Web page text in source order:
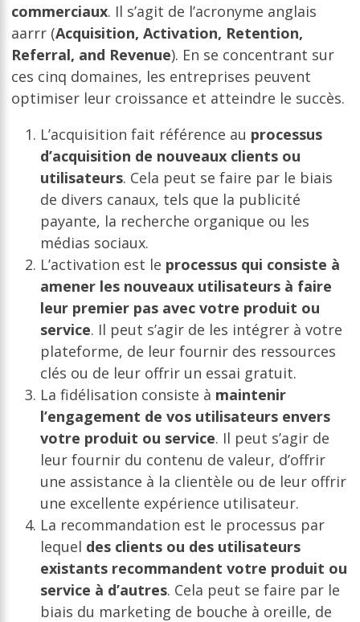
commerciaux. Il s’agit de l’acronyme anglais
aarrr (Acquisition, Activation, Retention,
Referral, and Revenue). En se concentrant sur
ces cinq domaines, les entreprises peuvent
optimiser leur croissance et atteindre le succès.
L’acquisition fait référence au processus
d’acquisition de nouveaux clients ou
utilisateurs. Cela peut se faire par le biais
de divers canaux, tels que la publicité
payante, la recherche organique ou les
médias sociaux.
L’activation est le processus qui consiste à
amener les nouveaux utilisateurs à faire
leur premier pas avec votre produit ou
service. Il peut s’agir de les intégrer à votre
plateforme, de leur fournir des ressources
clés ou de leur offrir un essai gratuit.
La fidélisation consiste à maintenir
l’engagement de vos utilisateurs envers
votre produit ou service. Il peut s’agir de
leur fournir du contenu de valeur, d’offrir
une assistance à la clientèle ou de leur offrir
une excellente expérience utilisateur.
La recommandation est le processus par
lequel des clients ou des utilisateurs
existants recommandent votre produit ou
service à d’autres. Cela peut se faire par le
biais du marketing de bouche à oreille, de